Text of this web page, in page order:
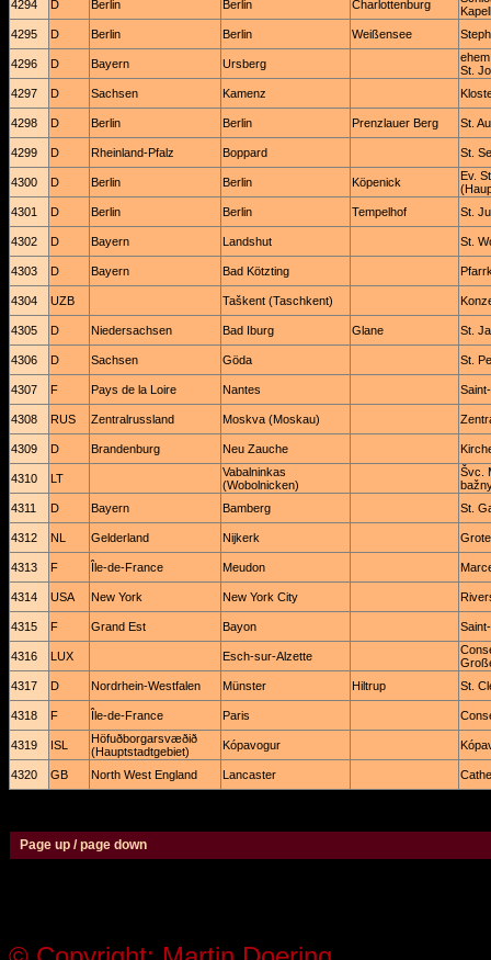
4294 D Berlin Berlin Charlottenburg
4295
D Berlin Berlin Weißensee
4296 D Bayern Ursberg
St.
4297
D Sachsen Kamenz
4298 D Berlin Berlin Prenzlauer Berg St.
4299 D Rheinland-Pfalz Boppard St.
4300 D Berlin Berlin Köpenick
Ev.
4301
D Berlin Berlin Tempelhof St.
4302 D Bayern Landshut St.
4303 D Bayern Bad Kötzting
4304 UZB Taškent (Taschkent)
4305 D Niedersachsen Bad Iburg Glane St.
4306 D Sachsen Göda St.
4307 F Pays de la Loire Nantes
4308 RUS Zentralrussland Moskva (Moskau)
4309 D Brandenburg Neu Zauche
4310 LT
Vabalninkas
(Wobolnicken)
Švc.
4311
D Bayern Bamberg St.
4312 NL Gelderland Nijkerk
4313 F Île-de-France Meudon
4314 USA New York New York City
4315 F Grand Est Bayon
4316 LUX Esch-sur-Alzette
4317
D Nordrhein-Westfalen Münster Hiltrup St.
4318 F Île-de-France Paris
4319 ISL
Höfuðborgarsvæðið
(Hauptstadtgebiet)
Kópavogur
4320 GB North West England Lancaster
Page up / page down